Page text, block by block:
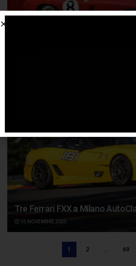
Tre Ferrari FXX a Milano
15 NOVEMBRE 2025
1 2 69